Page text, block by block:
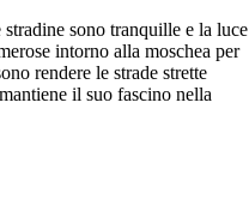
sono tranquille e la luce
intorno alla moschea per
rendere le strade strette
il suo fascino nella